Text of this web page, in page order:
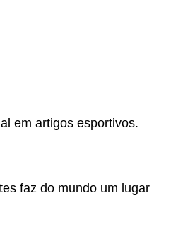
em artigos esportivos.
faz do mundo um lugar